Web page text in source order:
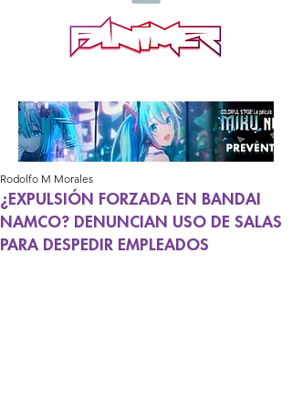
¿EXPULSIÓN FORZADA EN BANDAI
NAMCO? DENUNCIAN USO DE SALAS
PARA DESPEDIR EMPLEADOS
Rodolfo M Morales